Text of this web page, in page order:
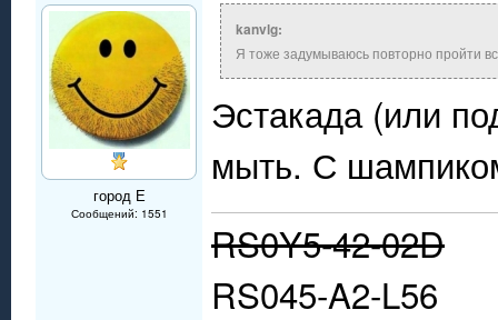
город Е
Сообщений: 1551
kanvlg:
Я тоже задумываюсь повторно пройти
Эстакада (или
мыть. С
RS0Y5-42-02D
RS045-A2-L56